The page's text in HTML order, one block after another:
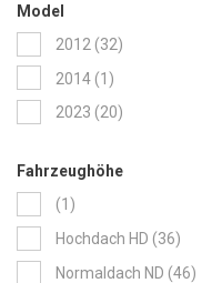
Model
2012
32items
2014 1item
2023 20items
Fahrzeughöhe
1 item
Hochdach HD
36items
Normaldach ND 46items